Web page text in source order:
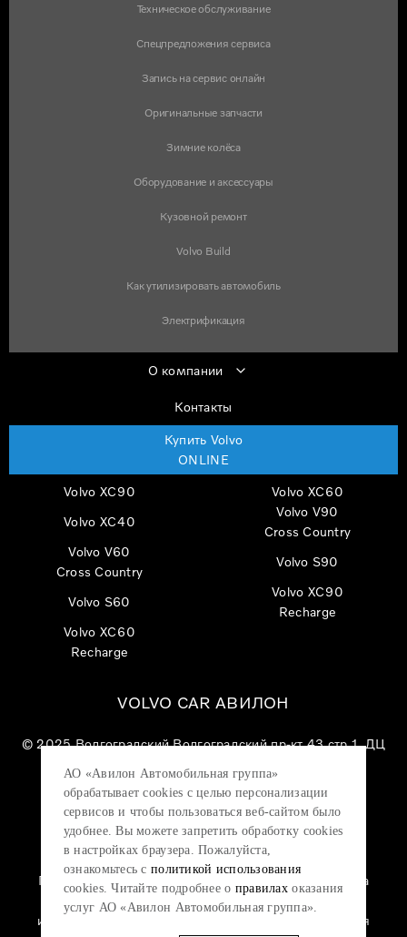
АО «Авилон Автомобильная группа»
обрабатывает cookies с целью персонализации
сервисов и чтобы пользоваться веб-сайтом было
удобнее. Вы можете запретить обработку сookies
в настройках браузера. Пожалуйста,
ознакомьтесь с политикой использования
cookies. Читайте подробнее о правилахоказания
услуг АО «Авилон Автомобильная группа».
Техническое обслуживание
Спецпредложения сервиса
Запись на сервис онлайн
Оригинальные запчасти
Зимние колёса
Оборудование и аксессуары
Кузовной ремонт
Volvo Build
Как утилизировать автомобиль
Электрификация
О компании
Контакты
Купить Volvo
ONLINE
Volvo XC90
Volvo XC60
Volvo XC40
Volvo V90
Cross Country
Volvo V60
Cross Country
Volvo S90
Volvo S60
Volvo XC90
Recharge
Volvo XC60
Recharge
VOLVO CAR АВИЛОН
© 2025Волгоградский Волгоградский пр-кт 43 стр 1, ДЦ
АО «Авилон АГ», ОГРН 1027700000151, ИНН
7705133757.
Политика конфиденциальности
Согласие на
обработку персональных данных
использования файлов cookie
Юридическая